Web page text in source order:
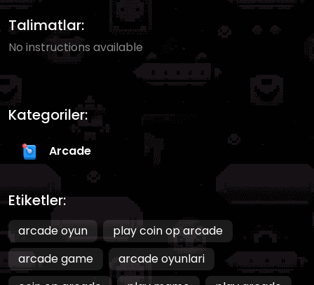
Talimatlar:
No instructions available
Kategoriler:
Arcade
Etiketler:
arcade oyun
play coin op arcade
arcade game
arcade oyunlari